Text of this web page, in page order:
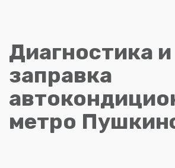
Диагностика и
заправка
метро